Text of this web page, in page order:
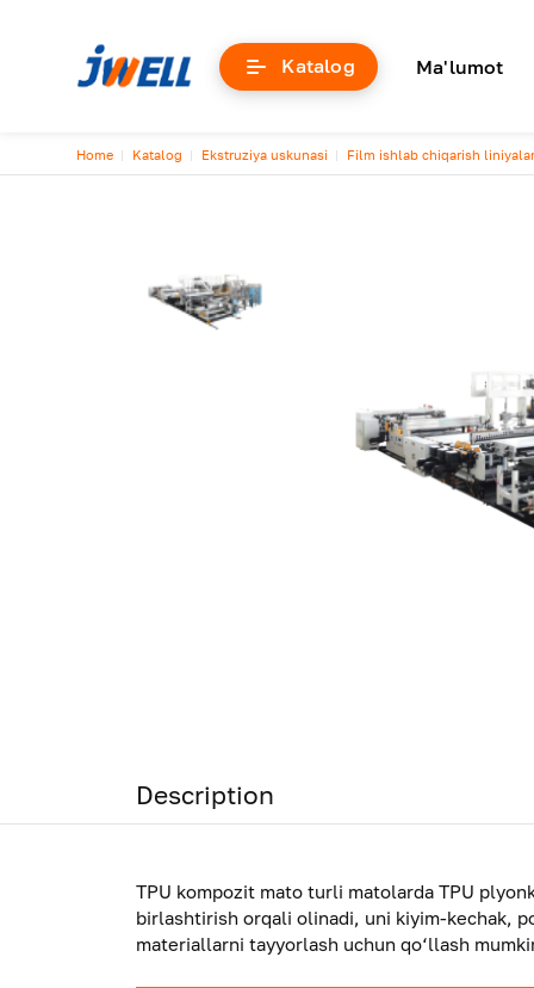
Katalog Ma'lumot
Breadcrumb
Home Katalog Ekstruziya uskunasi Film ishlab chiqarish
Description
TPU kompozit mato turli matolarda TPU
birlashtirish orqali olinadi, uni kiyim-kechak,
materiallarni tayyorlash uchun qo‘llash